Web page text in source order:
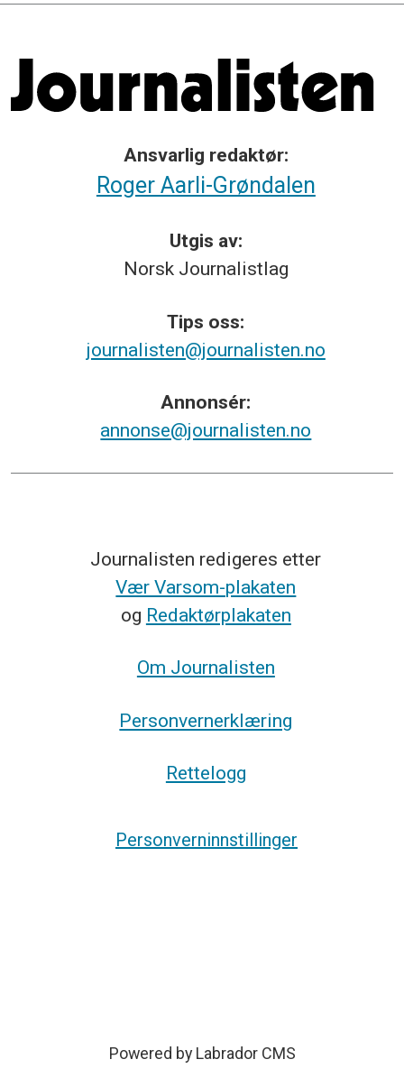
Ansvarlig redaktør:
Roger Aarli-Grøndalen
Utgis av:
Norsk Journalistlag
Tips oss:
journalisten@journalisten.no
Annonsér:
annonse@journalisten.no
Journalisten redigeres etter
Vær Varsom-plakaten
og Redaktørplakaten
Om Journalisten
Personvernerklæring
Rettelogg
Personverninnstillinger
Powered by Labrador CMS